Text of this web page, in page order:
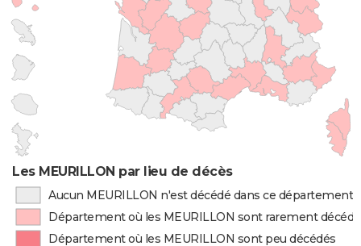
Les MEURILLON par lieu de décès
Aucun MEURILLON n'est décédé dans ce département
Département où les MEURILLON sont rarement
Département où les MEURILLON sont peu décédés